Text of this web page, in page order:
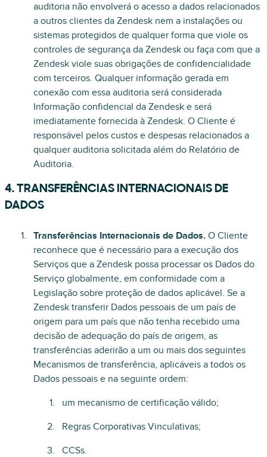
auditoria não envolverá o acesso a dados relacionados
a outros clientes da Zendesk nem a instalações ou
sistemas protegidos de qualquer forma que viole os
controles de segurança da Zendesk ou faça com que a
Zendesk viole suas obrigações de confidencialidade
com terceiros. Qualquer informação gerada em
conexão com essa auditoria será considerada
Informação confidencial da Zendesk e será
imediatamente fornecida à Zendesk. O Cliente é
responsável pelos custos e despesas relacionados a
qualquer auditoria solicitada além do Relatório de
Auditoria.
4. TRANSFERÊNCIAS INTERNACIONAIS DE
DADOS
Transferências Internacionais de Dados. O Cliente
reconhece que é necessário para a execução dos
Serviços que a Zendesk possa processar os Dados do
Serviço globalmente, em conformidade com a
Legislação sobre proteção de dados aplicável. Se a
Zendesk transferir Dados pessoais de um país de
origem para um país que não tenha recebido uma
decisão de adequação do país de origem, as
transferências aderirão a um ou mais dos seguintes
Mecanismos de transferência, aplicáveis a todos os
Dados pessoais e na seguinte ordem:
um mecanismo de certificação válido;
Regras Corporativas Vinculativas;
CCSs.